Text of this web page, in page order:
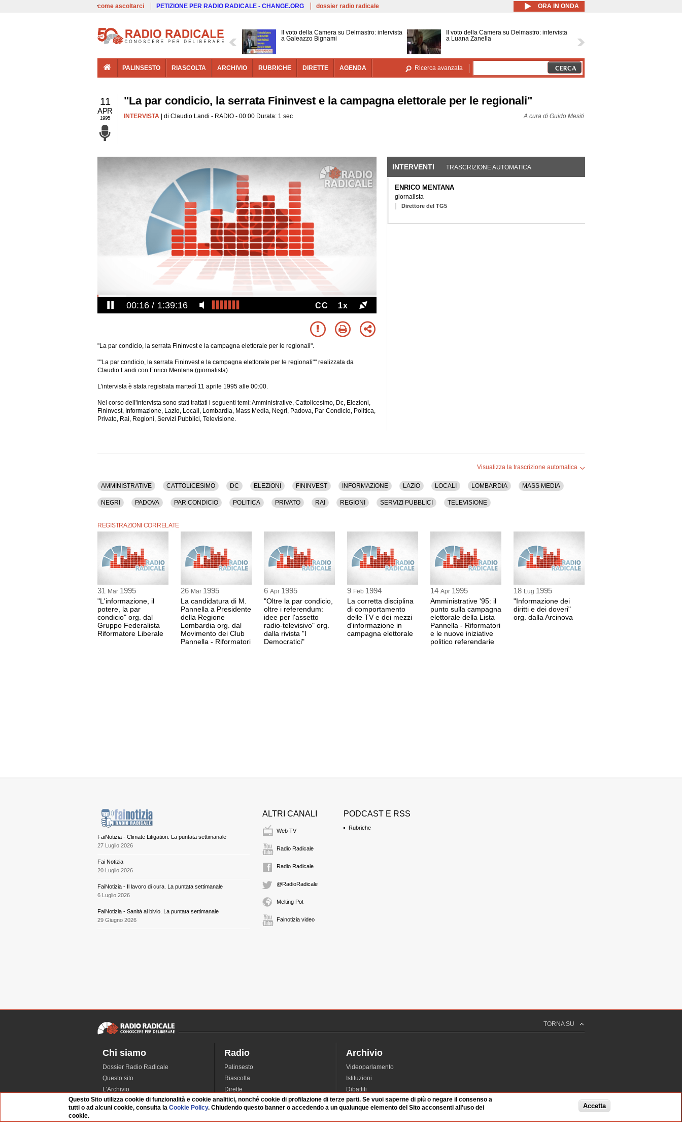
Salta al contenuto principale
come ascoltarci PETIZIONE PER RADIO RADICALE - CHANGE.ORG dossier radio radicale ORA IN ONDA
Il voto della Camera su Delmastro: intervista
a Galeazzo Bignami
Il voto della Camera su Delmastro: intervista
a Luana Zanella
PALINSESTO RIASCOLTA ARCHIVIO RUBRICHE DIRETTE AGENDA Ricerca avanzata
11
APR
1995
"La par condicio, la serrata Fininvest e la campagna elettorale per le regionali"
INTERVISTA | di Claudio Landi - RADIO - 00:00 Durata: 1 sec A cura di Guido Mesiti
00:17 1:39:16 CC 1x
"La par condicio, la serrata Fininvest e la campagna elettorale per le regionali".
""La par condicio, la serrata Fininvest e la campagna elettorale per le regionali"" realizzata da
Claudio Landi con Enrico Mentana (giornalista).
L'intervista è stata registrata martedì 11 aprile 1995 alle 00:00.
Nel corso dell'intervista sono stati trattati i seguenti temi: Amministrative, Cattolicesimo, Dc, Elezioni,
Fininvest, Informazione, Lazio, Locali, Lombardia, Mass Media, Negri, Padova, Par Condicio, Politica,
Privato, Rai, Regioni, Servizi Pubblici, Televisione.
INTERVENTI (SCHEDA ATTIVA)
TRASCRIZIONE AUTOMATICA
ENRICO MENTANA
giornalista
Direttore del TG5
Visualizza la trascrizione automatica
AMMINISTRATIVE CATTOLICESIMO DC ELEZIONI FININVEST INFORMAZIONE LAZIO LOCALI LOMBARDIA MASS MEDIA
NEGRI PADOVA PAR CONDICIO POLITICA PRIVATO RAI REGIONI SERVIZI PUBBLICI TELEVISIONE
REGISTRAZIONI CORRELATE
31 Mar 1995
"L'informazione, il
potere, la par
condicio" org. dal
Gruppo Federalista
Riformatore Liberale
26 Mar 1995
La candidatura di M.
Pannella a Presidente
della Regione
Lombardia org. dal
Movimento dei Club
Pannella - Riformatori
6 Apr 1995
"Oltre la par condicio,
oltre i referendum:
idee per l'assetto
radio-televisivo" org.
dalla rivista "I
Democratici"
9 Feb 1994
La corretta disciplina
di comportamento
delle TV e dei mezzi
d'informazione in
campagna elettorale
14 Apr 1995
Amministrative '95: il
punto sulla campagna
elettorale della Lista
Pannella - Riformatori
e le nuove iniziative
politico referendarie
18 Lug 1995
"Informazione dei
diritti e dei doveri"
org. dalla Arcinova
FaiNotizia - Climate Litigation. La puntata settimanale
27 Luglio 2026
Fai Notizia
20 Luglio 2026
FaiNotizia - Il lavoro di cura. La puntata settimanale
6 Luglio 2026
FaiNotizia - Sanità al bivio. La puntata settimanale
29 Giugno 2026
ALTRI CANALI
Web TV
Radio Radicale
Radio Radicale
@RadioRadicale
Melting Pot
Fainotizia video
PODCAST E RSS
Rubriche
TORNA SU
Chi siamo
Dossier Radio Radicale
Questo sito
L'Archivio
Redazione
La musica da Requiem
Infrastruttura informatica
Radio
Palinsesto
Riascolta
Dirette
Rubriche
Interviste
Statistiche audio/video
Archivio
Videoparlamento
Istituzioni
Dibattiti
Manifestazioni
Radicali
Questo Sito utilizza cookie di funzionalità e cookie analitici, nonché cookie di profilazione di terze parti. Se vuoi saperne di più o negare il consenso a
tutti o ad alcuni cookie, consulta laCookie Policy. Chiudendo questo banner o accedendo a un qualunque elemento del Sito acconsenti all'uso dei
cookie.
Accetta